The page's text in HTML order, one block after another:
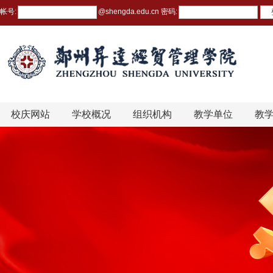
帐号: @shengda.edu.cn 密码:
校庆网站 学校概况 组织机构 教学单位 教